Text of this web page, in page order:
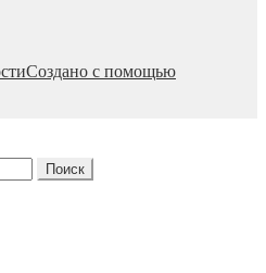
Создано с помощью
Поиск